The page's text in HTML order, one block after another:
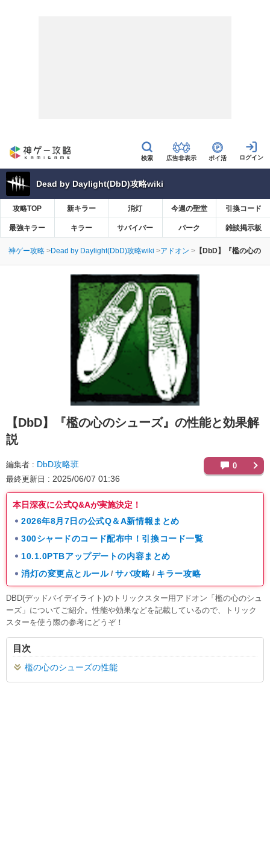
広告非表示 ポイ活
Dead by Daylight(DbD)攻略wiki
攻略TOP 新キラー 消灯 今週の聖堂 引換コード
最強キラー キラー サバイバー パーク 雑談掲示板
神ゲー攻略 Dead by Daylight(DbD)攻略wiki アドオン 【DbD】『檻の心の
【DbD】
『檻の心のシューズ』の性能と効果解
説
編集者 DbD攻略班
最終更新日 2025/06/07 01:36
0
本日深夜に公式Q&Aが実施決定！
2026年8月7日の公式Q＆A新情報まとめ
300シャードのコード配布中！引換コード一覧
10.1.0PTBアップデートの内容まとめ
消灯の変更点とルール / サバ攻略 / キラー攻略
DBD(デッドバイデイライト)のトリックスター用アドオン「檻の心のシュ
ーズ」についてご紹介。性能や効果などを記載しているので、トリック
スターを使う際の参考にどうぞ！
目次
檻の心のシューズの性能